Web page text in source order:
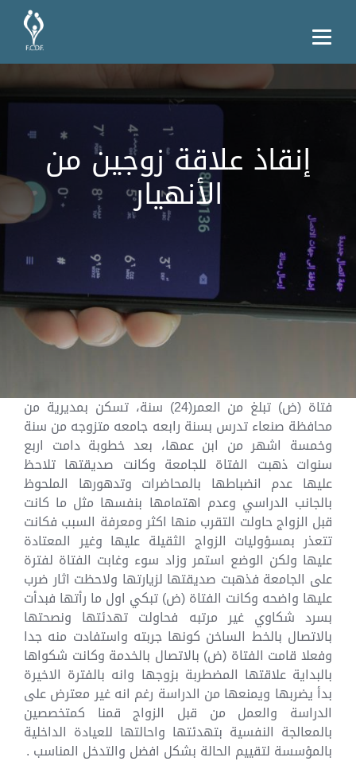
إنقاذ علاقة زوجين من
الأنهيار
فتاة (ض) تبلغ من العمر(24) سنة، تسكن بمديرية من
محافظة صنعاء تدرس بسنة رابعه جامعه متزوجه من سنة
وخمسة اشهر من ابن عمها، بعد خطوبة دامت اربع
سنوات ذهبت الفتاة للجامعة وكانت صديقتها تلاحظ
عليها عدم انضباطها بالمحاضرات وتدهورها الملحوظ
بالجانب الدراسي وعدم اهتمامها بنفسها مثل ما كانت
قبل الزواج حاولت التقرب منها اكثر ومعرفة السبب فكانت
تتعذر بمسؤوليات الزواج الثقيلة عليها وغير المعتادة
عليها ولكن الوضع استمر وزاد سوء وغابت الفتاة لفترة
على الجامعة فذهبت صديقتها لزيارتها ولاحظت اثار ضرب
عليها واضحه وكانت الفتاة (ض) تبكي اول ما رأتها فبدأت
بسرد شكاوي غير مرتبه فحاولت تهدئتها ونصحتها
بالاتصال بالخط الساخن كونها جربته واستفادت منه جدا
وفعلا قامت الفتاة (ض) بالاتصال بالخدمة وكانت شكواها
بالبداية علاقتها المضطربة بزوجها وانه بالفترة الاخيرة
بدأ يضربها ويمنعها من الدراسة رغم انه غير معترض على
الدراسة والعمل من قبل الزواج قمنا كمتخصصين
بالمعالجة النفسية بتهدئتها واحالتها للعيادة الداخلية
بالمؤسسة لتقييم الحالة بشكل افضل والتدخل المناسب .